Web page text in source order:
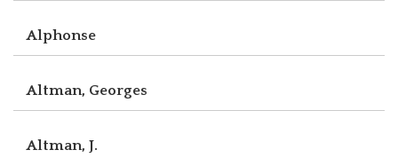
Alphonse
Altman, Georges
Altman, J.